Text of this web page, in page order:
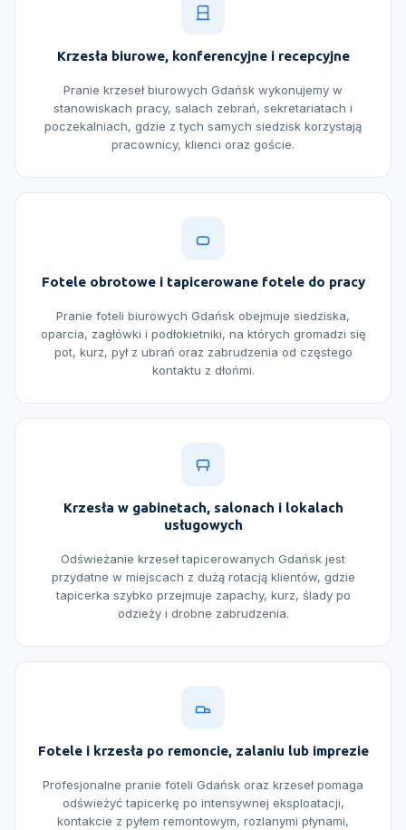
Krzesła biurowe, konferencyjne i recepcyjne
Pranie krzeseł biurowych Gdańsk wykonujemy w
stanowiskach pracy, salach zebrań, sekretariatach i
poczekalniach, gdzie z tych samych siedzisk korzystają
pracownicy, klienci oraz goście.
Fotele obrotowe i tapicerowane fotele do pracy
Pranie foteli biurowych Gdańsk obejmuje siedziska,
oparcia, zagłówki i podłokietniki, na których gromadzi się
pot, kurz, pył z ubrań oraz zabrudzenia od częstego
kontaktu z dłońmi.
Krzesła w gabinetach, salonach i lokalach
usługowych
Odświeżanie krzeseł tapicerowanych Gdańsk jest
przydatne w miejscach z dużą rotacją klientów, gdzie
tapicerka szybko przejmuje zapachy, kurz, ślady po
odzieży i drobne zabrudzenia.
Fotele i krzesła po remoncie, zalaniu lub imprezie
Profesjonalne pranie foteli Gdańsk oraz krzeseł pomaga
odświeżyć tapicerkę po intensywnej eksploatacji,
kontakcie z pyłem remontowym, rozlanymi płynami,